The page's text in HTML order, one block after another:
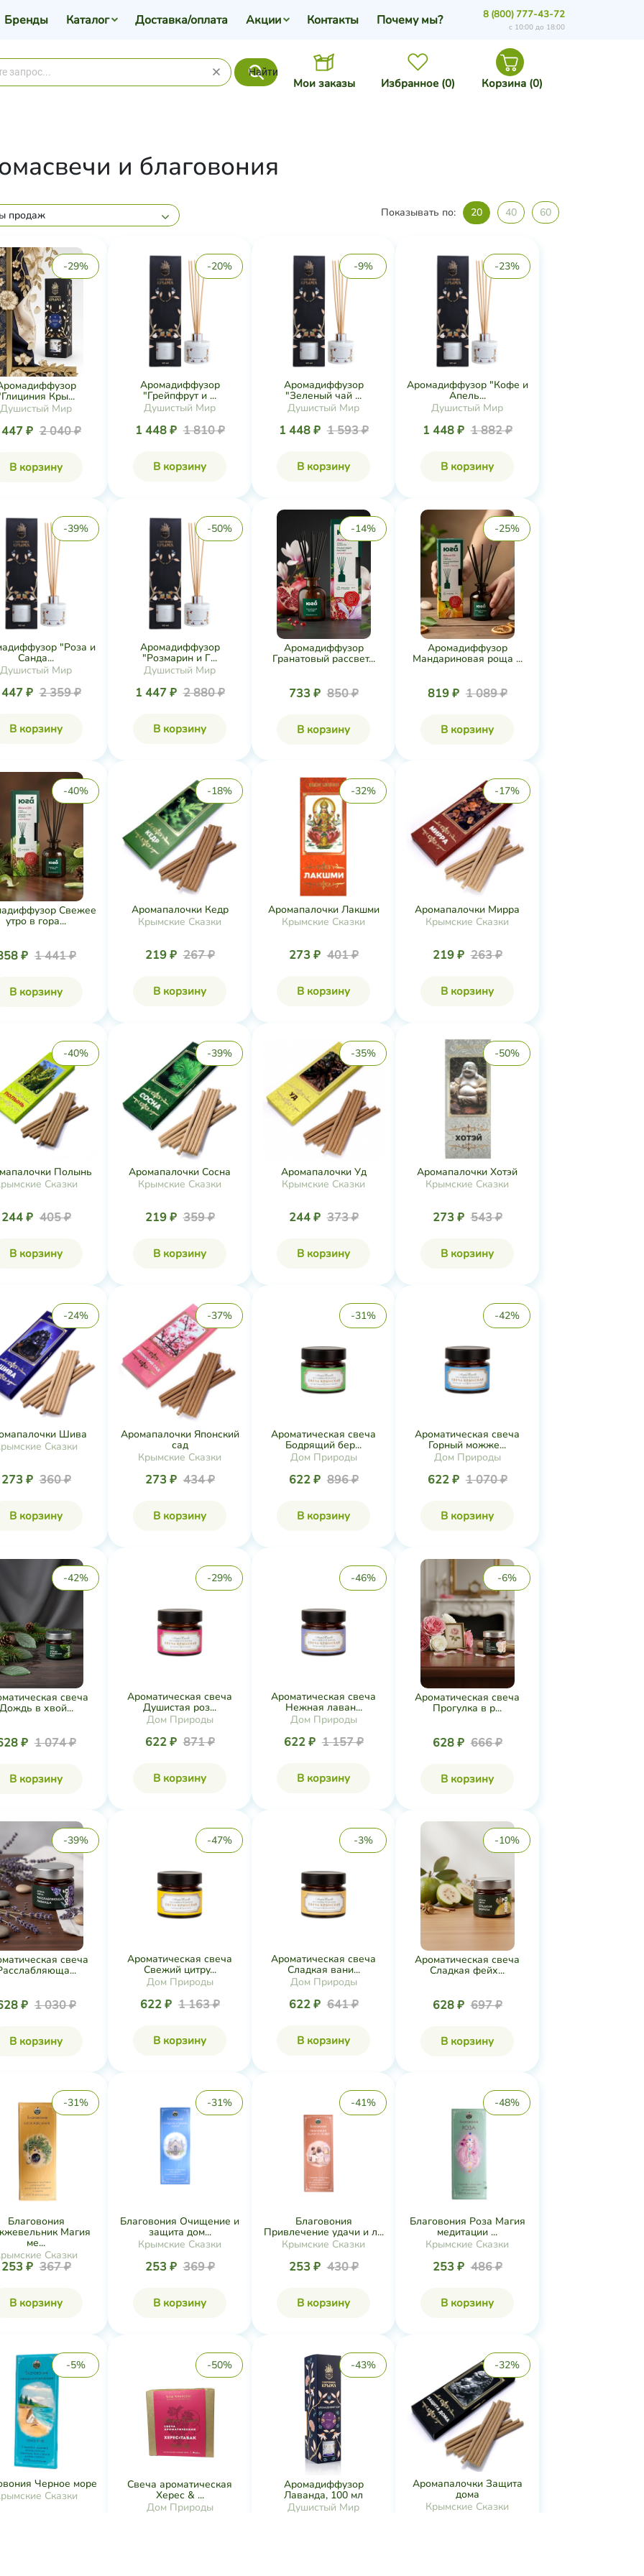
Найти
Мои заказы Избранное (0) Корзина (0)
Бренды Каталог Доставка/оплата Акции Контакты Почему мы? 8 (800) 777-43-72
с 10:00 до 18:00
и благовония
продаж Показывать по: 20 40 60
-29%
Кры...
Душистый Мир
₽ 2 040 ₽
В корзину
-20%
Аромадиффузор
"Грейпфрут и ...
Душистый Мир
1 448 ₽ 1 810 ₽
В корзину
-9%
Аромадиффузор
"Зеленый чай ...
Душистый Мир
1 448 ₽ 1 593 ₽
В корзину
-23%
Аромадиффузор "Кофе и
Апель...
Душистый Мир
1 448 ₽ 1 882 ₽
В корзину
-39%
"Роза и
Санда...
Душистый Мир
₽ 2 359 ₽
В корзину
-50%
Аромадиффузор
"Розмарин и Г...
Душистый Мир
1 447 ₽ 2 880 ₽
В корзину
-14%
Аромадиффузор
Гранатовый рассвет...
733 ₽ 850 ₽
В корзину
-25%
Аромадиффузор
Мандариновая роща ...
819 ₽ 1 089 ₽
В корзину
-40%
Свежее
утро в гора...
₽ 1 441 ₽
В корзину
-18%
Аромапалочки Кедр
Крымские Сказки
219 ₽ 267 ₽
В корзину
-32%
Аромапалочки Лакшми
Крымские Сказки
273 ₽ 401 ₽
В корзину
-17%
Аромапалочки Мирра
Крымские Сказки
219 ₽ 263 ₽
В корзину
-40%
Полынь
Сказки
244 ₽ 405 ₽
В корзину
-39%
Аромапалочки Сосна
Крымские Сказки
219 ₽ 359 ₽
В корзину
-35%
Аромапалочки Уд
Крымские Сказки
244 ₽ 373 ₽
В корзину
-50%
Аромапалочки Хотэй
Крымские Сказки
273 ₽ 543 ₽
В корзину
-24%
Шива
Сказки
273 ₽ 360 ₽
В корзину
-37%
Аромапалочки Японский
сад
Крымские Сказки
273 ₽ 434 ₽
В корзину
-31%
Ароматическая свеча
Бодрящий бер...
Дом Природы
622 ₽ 896 ₽
В корзину
-42%
Ароматическая свеча
Горный можже...
Дом Природы
622 ₽ 1 070 ₽
В корзину
-42%
свеча
в хвой...
₽ 1 074 ₽
В корзину
-29%
Ароматическая свеча
Душистая роз...
Дом Природы
622 ₽ 871 ₽
В корзину
-46%
Ароматическая свеча
Нежная лаван...
Дом Природы
622 ₽ 1 157 ₽
В корзину
-6%
Ароматическая свеча
Прогулка в р...
628 ₽ 666 ₽
В корзину
-39%
свеча
₽ 1 030 ₽
В корзину
-47%
Ароматическая свеча
Свежий цитру...
Дом Природы
622 ₽ 1 163 ₽
В корзину
-3%
Ароматическая свеча
Сладкая вани...
Дом Природы
622 ₽ 641 ₽
В корзину
-10%
Ароматическая свеча
Сладкая фейх...
628 ₽ 697 ₽
В корзину
-31%
Благовония
Магия
ме...
Сказки
253 ₽ 367 ₽
В корзину
-31%
Благовония Очищение и
защита дом...
Крымские Сказки
253 ₽ 369 ₽
В корзину
-41%
Благовония
Привлечение удачи и л...
Крымские Сказки
253 ₽ 430 ₽
В корзину
-48%
Благовония Роза Магия
медитации ...
Крымские Сказки
253 ₽ 486 ₽
В корзину
-5%
Черное море
Сказки
-50%
Свеча ароматическая
Херес & ...
Дом Природы
-43%
Аромадиффузор
Лаванда, 100 мл
Душистый Мир
-32%
Аромапалочки Защита
дома
Крымские Сказки